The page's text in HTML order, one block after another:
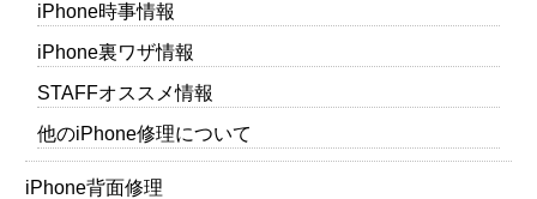
iPhone時事情報
iPhone裏ワザ情報
STAFFオススメ情報
他のiPhone修理について
iPhone背面修理